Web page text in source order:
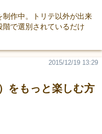
制作中。トリテ以外が出来
で選別されているだけ
をもっと楽しむ方
2015/12/19 13:29